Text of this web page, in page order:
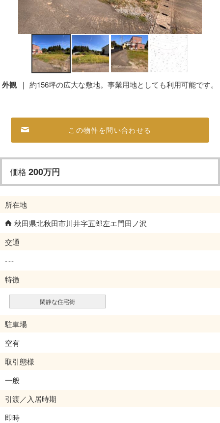
外観 約156坪の広大な敷地。事業用地としても利用可能です。
この物件を問い合わせる
価格 200万円
所在地
秋田県北秋田市川井字五郎左エ門田ノ沢
交通
---
特徴
閑静な住宅街
駐車場
空有
取引態様
一般
引渡／入居時期
即時